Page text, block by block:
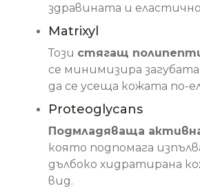
здравината и
Matrixyl
Този стягащ
се минимизира
да се усеща кожата по-
Proteoglycans
Подмладяваща
която подпомага
дълбоко хидратирана
вид.